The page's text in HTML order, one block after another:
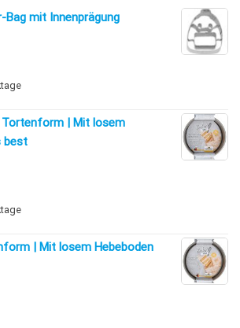
Bag mit Innenprägung
Tortenform | Mit losem
best
| Mit losem Hebeboden